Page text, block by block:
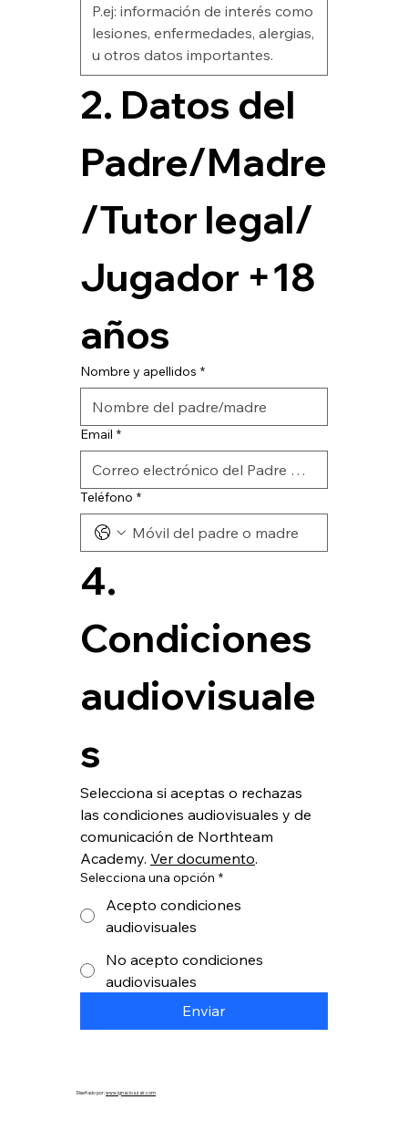
2. Datos del
Padre/Madre
/Tutor legal/
Jugador +18
años
Nombre y apellidos *
Email *
Teléfono *
4.
Condiciones
audiovisuale
s
Selecciona si aceptas o rechazas
las condiciones audiovisuales y de
comunicación de Northteam
Academy. Ver documento
Selecciona una opción *
Acepto condiciones
audiovisuales
No acepto condiciones
audiovisuales
Enviar
Diseñado por:www.ignacioazair.com